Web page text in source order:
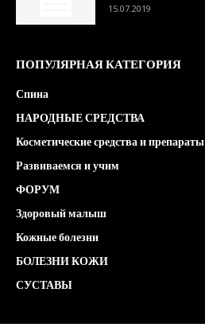
15.07.2019
ПОПУЛЯРНАЯ КАТЕГОРИЯ
Спина
НАРОДНЫЕ СРЕДСТВА
Косметические средства и препараты
Развиваемся и учим
ФОРУМ
Здоровый малыш
Кожные болезни
БОЛЕЗНИ КОЖИ
СУСТАВЫ